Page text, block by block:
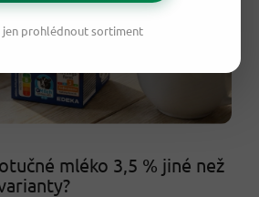
Chci si jen prohlédnout sortiment
mléko 3,5 % jiné než